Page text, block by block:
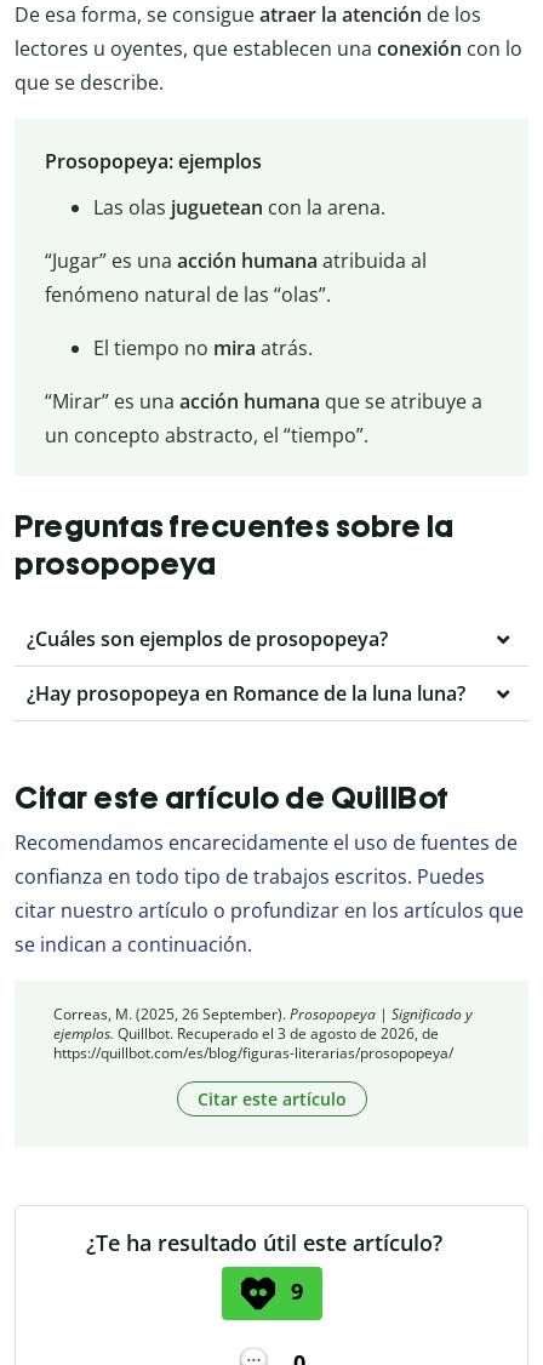
De esa forma, se consigueatraer la atención de los
lectores u oyentes, que establecen una conexión con lo
que se describe.
Prosopopeya: ejemplos
Las olas juguetean con la arena.
“Jugar” es una acción humana atribuida al
fenómeno natural de las “olas”.
El tiempo no mira atrás.
“Mirar” es una acción humana que se atribuye a
un concepto abstracto, el “tiempo”.
Preguntas frecuentes sobre la
prosopopeya
¿Cuáles son ejemplos de prosopopeya?
¿Hay prosopopeya en Romance de la luna luna?
Citar este artículo de QuillBot
Recomendamos encarecidamente el uso de fuentes de
confianza en todo tipo de trabajos escritos. Puedes
citar nuestro artículo o profundizar en los artículos que
se indican a continuación.
Correas, M. (2025, 26 September).Prosopopeya | Significado y
ejemplos. Quillbot. Recuperado el 3 de agosto de 2026, de
https://quillbot.com/es/blog/figuras-literarias/prosopopeya/
Citar este artículo
¿Te ha resultado útil este artículo?
9